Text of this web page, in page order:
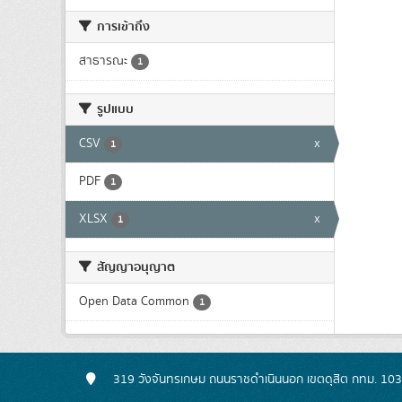
การเข้าถึง
สาธารณะ 1
รูปแบบ
CSV 1 x
PDF 1
XLSX 1 x
สัญญาอนุญาต
Open Data Common 1
319 วังจันทรเกษม ถนนราชดำเนินนอก เขตดุสิต กทม.